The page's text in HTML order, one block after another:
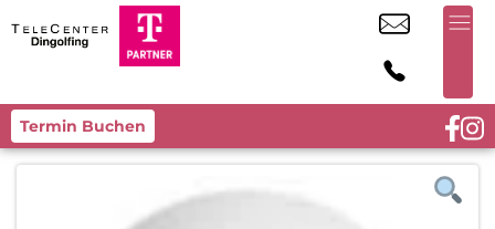
Termin Buchen